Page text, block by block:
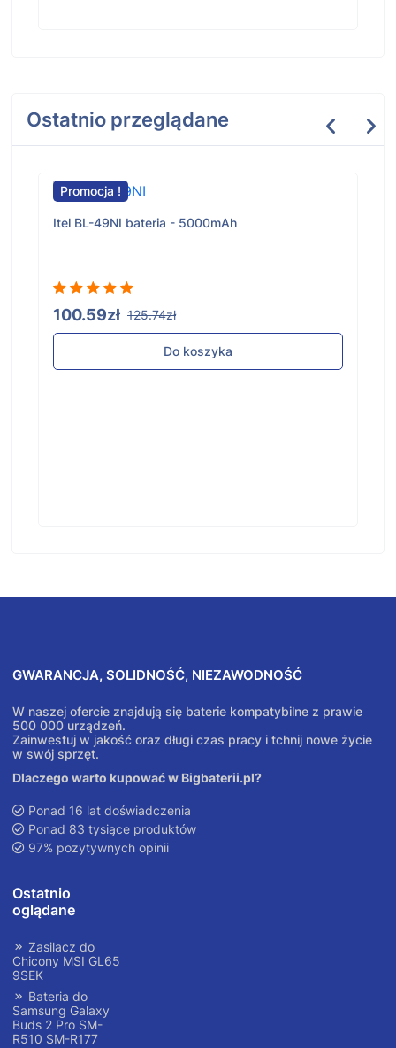
Ostatnio przeglądane
Promocja !
Itel BL-49NI bateria - 5000mAh
100.59zł 125.74zł
Do koszyka
GWARANCJA, SOLIDNOŚĆ, NIEZAWODNOŚĆ
W naszej ofercie znajdują się baterie kompatybilne z prawie
500 000 urządzeń.
Zainwestuj w jakość oraz długi czas pracy i tchnij nowe życie
w swój sprzęt.
Dlaczego warto kupować w Bigbaterii.pl?
Ponad 16 lat doświadczenia
Ponad 83 tysiące produktów
97% pozytywnych opinii
Ostatnio
oglądane
Zasilacz do
Chicony MSI GL65
9SEK
Bateria do
Samsung Galaxy
Buds 2 Pro SM-
R510 SM-R177